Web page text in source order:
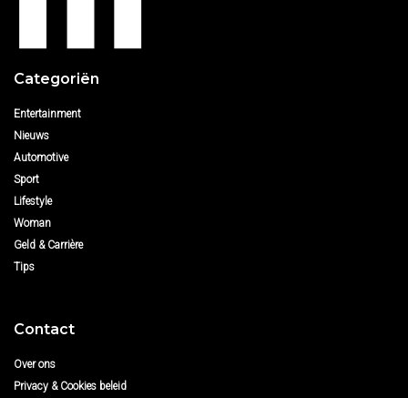
Categoriën
Entertainment
Nieuws
Automotive
Sport
Lifestyle
Woman
Geld & Carrière
Tips
Contact
Over ons
Privacy & Cookies beleid